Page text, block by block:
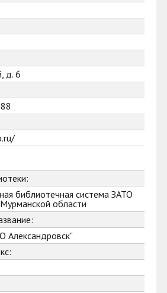
д. 6
библиотечная система ЗАТО
области
Александровск"